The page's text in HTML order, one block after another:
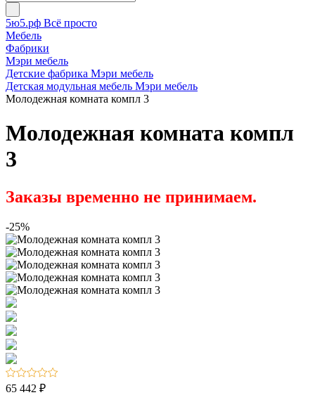
5ю5.рф Всё просто
Мебель
Фабрики
Мэри мебель
Детские фабрика Мэри мебель
Детская модульная мебель Мэри мебель
Молодежная комната компл 3
Молодежная комната компл
3
Заказы временно не принимаем.
-25%
65 442 ₽